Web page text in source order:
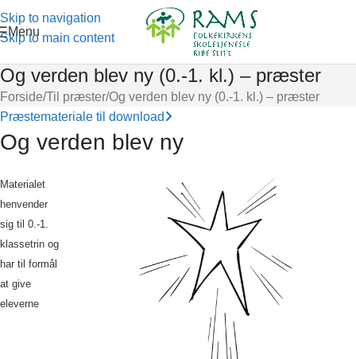
Skip to navigation
Skip to main content
Menu
Og verden blev ny (0.-1. kl.) – præster
Forside Til præster Og verden blev ny (0.-1. kl.) – præster
Præstemateriale til download
Og verden blev ny
Materialet
henvender
sig til 0.-1.
klassetrin og
har til formål
at give
eleverne